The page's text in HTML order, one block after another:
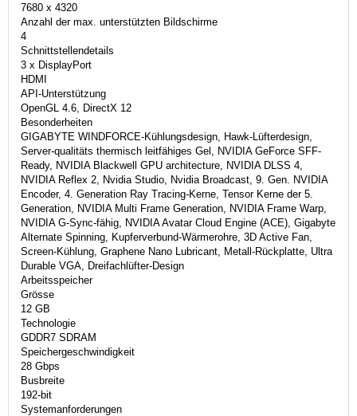
7680 x 4320
Anzahl der max. unterstützten Bildschirme
4
Schnittstellendetails
3 x DisplayPort
HDMI
API-Unterstützung
OpenGL 4.6, DirectX 12
Besonderheiten
GIGABYTE WINDFORCE-Kühlungsdesign, Hawk-Lüfterdesign,
Server-qualitäts thermisch leitfähiges Gel, NVIDIA GeForce SFF-
Ready, NVIDIA Blackwell GPU architecture, NVIDIA DLSS 4,
NVIDIA Reflex 2, Nvidia Studio, Nvidia Broadcast, 9. Gen. NVIDIA
Encoder, 4. Generation Ray Tracing-Kerne, Tensor Kerne der 5.
Generation, NVIDIA Multi Frame Generation, NVIDIA Frame Warp,
NVIDIA G-Sync-fähig, NVIDIA Avatar Cloud Engine (ACE), Gigabyte
Alternate Spinning, Kupferverbund-Wärmerohre, 3D Active Fan,
Screen-Kühlung, Graphene Nano Lubricant, Metall-Rückplatte, Ultra
Durable VGA, Dreifachlüfter-Design
Arbeitsspeicher
Grösse
12 GB
Technologie
GDDR7 SDRAM
Speichergeschwindigkeit
28 Gbps
Busbreite
192-bit
Systemanforderungen